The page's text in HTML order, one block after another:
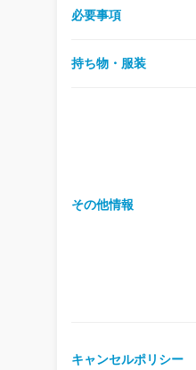
必要事項
持ち物・服装
その他情報
キャンセルポリシー